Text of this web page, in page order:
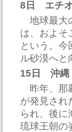
8日 エチ
地球最大
は、およそ
という。
ル砂漠へと
15日 沖縄
昨年、那
が発見され
られ、後
琉球王朝の